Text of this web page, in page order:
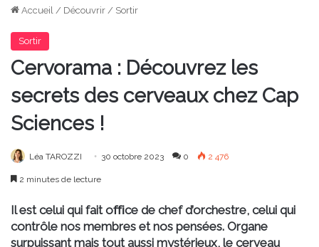
Accueil / Découvrir / Sortir
Sortir
Cervorama : Découvrez les
secrets des cerveaux chez Cap
Sciences !
Léa TAROZZI 30 octobre 2023 0 2 476
2 minutes de lecture
Il est celui qui fait oﬃce de chef d’orchestre, celui qui
contrôle nos membres et nos pensées. Organe
surpuissant mais tout aussi mystérieux, le cerveau